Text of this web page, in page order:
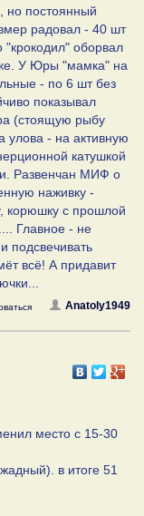
но постоянный
радовал - 40 шт
"крокодил" оборвал
У Юры "мамка" на
- по 6 шт без
показывал
(стоящую рыбу
улова - на активную
катушкой
Развенчан МИФ о
наживку -
корюшку с прошлой
Главное - не
подсвечивать
всё! А придавит
Anatoly1949
место с 15-30
в итоге 51